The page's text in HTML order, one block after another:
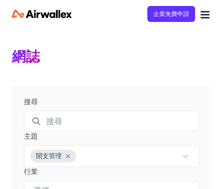
企業免費申請
網誌
搜尋
主題
開支管理
行業